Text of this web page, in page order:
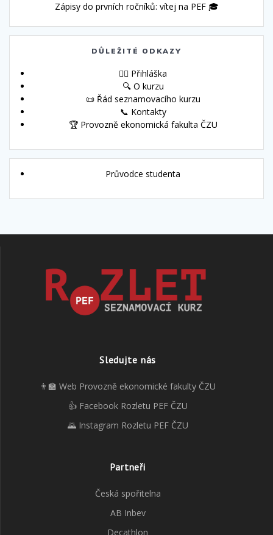
Zápisy do prvních ročníků: vítej na PEF 🎓
DŮLEŽITÉ ODKAZY
🙋‍♀️ Přihláška
🔍 O kurzu
📜 Řád seznamovacího kurzu
📞 Kontakty
🏆 Provozně ekonomická fakulta ČZU
Průvodce studenta
Sledujte nás
👨‍🏫 Web Provozně ekonomické fakulty ČZU
👍 Facebook Rozletu PEF ČZU
🌄 Instagram Rozletu PEF ČZU
Partneři
Česká spořitelna
AB Inbev
Decathlon